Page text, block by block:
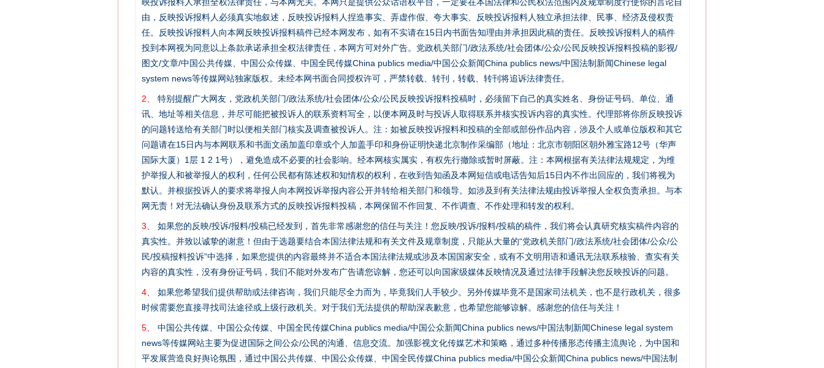
由，反映投诉报料人必须真实地叙述，反映投诉报料人捏造事实、弄虚作假、夸大事实、反映投诉报料人独立承担法律、民事、经济及侵权责
任。反映投诉报料人向本网反映投诉报料稿件已经本网发布，如有不实请在15日内书面告知理由并承担因此稿的责任。反映投诉报料人的稿件
投到本网视为同意以上条款承诺承担全权法律责任，本网方可对外广告。党政机关部门/政法系统/社会团体/公众/公民反映投诉报料投稿的影视/
图文/文章/中国公共传媒、中国公众传媒、中国全民传媒China publics media/中国公众新闻China publics news/中国法制新闻Chinese legal
system news等传媒网站独家版权。未经本网书面合同授权许可，严禁转载、转刊，转载、转刊将追诉法律责任。
2、
特别提醒广大网友，党政机关部门/政法系统/社会团体/公众/公民反映投诉报料投稿时，必须留下自己的真实姓名、身份证号码、单位、通
讯、地址等相关信息，并尽可能把被投诉人的联系资料写全，以便本网及时与投诉人取得联系并核实投诉内容的真实性。代理部将你所反映投诉
的问题转送给有关部门时以便相关部门核实及调查被投诉人。注：如被反映投诉报料和投稿的全部或部份作品内容，涉及个人或单位版权和其它
问题请在15日内与本网联系和书面文函加盖印章或个人加盖手印和身份证明快递北京制作采编部（地址：北京市朝阳区朝外雅宝路12号（华声
国际大厦）1层 1 2 1号），避免造成不必要的社会影响。经本网核实属实，有权先行撤除或暂时屏蔽。注：本网根据有关法律法规规定，为维
护举报人和被举报人的权利，任何公民都有陈述权和知情权的权利，在收到告知函及本网短信或电话告知后15日内不作出回应的，我们将视为
默认。并根据投诉人的要求将举报人向本网投诉举报内容公开并转给相关部门和领导。如涉及到有关法律法规由投诉举报人全权负责承担。与本
网无责！对无法确认身份及联系方式的反映投诉报料投稿，本网保留不作回复、不作调查、不作处理和转发的权利。
3、
如果您的反映/投诉/报料/投稿已经发到，首先非常感谢您的信任与关注！您反映/投诉/报料/投稿的稿件，我们将会认真研究核实稿件内容的
真实性。并致以诚挚的谢意！但由于选题要结合本国法律法规和有关文件及规章制度，只能从大量的“党政机关部门/政法系统/社会团体/公众/公
民/投稿报料投诉”中选择，如果您提供的内容最终并不适合本国法律法规或涉及本国国家安全，或有不文明用语和通讯无法联系核验、查实有关
内容的真实性，没有身份证号码，我们不能对外发布广告请您谅解，您还可以向国家级媒体反映情况及通过法律手段解决您反映投诉的问题。
4、
如果您希望我们提供帮助或法律咨询，我们只能尽全力而为，毕竟我们人手较少。另外传媒毕竟不是国家司法机关，也不是行政机关，很多
时候需要您直接寻找司法途径或上级行政机关。对于我们无法提供的帮助深表歉意，也希望您能够谅解。感谢您的信任与关注！
5、
中国公共传媒、中国公众传媒、中国全民传媒China publics media/中国公众新闻China publics news/中国法制新闻Chinese legal system
news等传媒网站主要为促进国际之间公众/公民的沟通、信息交流。加强影视文化传媒艺术和策略，通过多种传播形态传播主流舆论，为中国和
平发展营造良好舆论氛围，通过中国公共传媒、中国公众传媒、中国全民传媒China publics media/中国公众新闻China publics news/中国法制
网上购药对药下症？
茶叶“炒上天”
“神药”背后的真相